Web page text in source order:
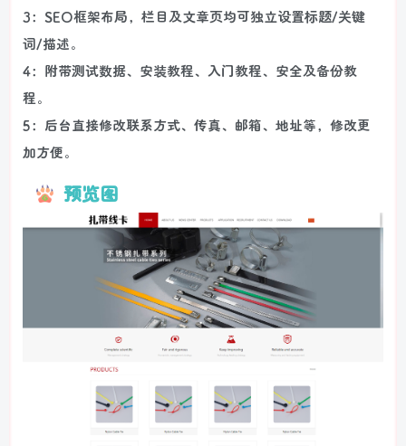
3：SEO框架布局，栏目及文章页均可独立设置标题/关键
词/描述。
4：附带测试数据、安装教程、入门教程、安全及备份教
程。
5：后台直接修改联系方式、传真、邮箱、地址等，修改更
加方便。
预览图